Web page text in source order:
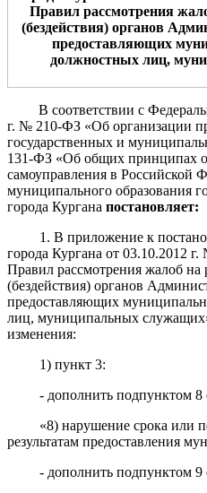
Правил рассмотрения
(бездействия) органов
предоставляющих
должностных лиц,
В соответствии с
г. № 210-ФЗ «Об организации
государственных и
131-ФЗ «Об общих принципах
самоуправления в Российской
муниципального образования
города Кургана постановляет:
1. В приложение к
города Кургана от 03.10.2012
Правил рассмотрения жалоб на
(бездействия) органов
предоставляющих
лиц, муниципальных служащих
изменения:
1) пункт 3:
- дополнить подпунктом
«8) нарушение срока или
результатам предоставления
- дополнить подпунктом